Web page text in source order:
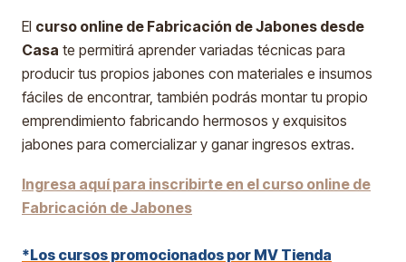
El curso online de Fabricación de Jabones desde
Casa te permitirá aprender variadas técnicas para
producir tus propios jabones con materiales e insumos
fáciles de encontrar, también podrás montar tu propio
emprendimiento fabricando hermosos y exquisitos
jabones para comercializar y ganar ingresos extras.
Ingresa aquí para inscribirte en el curso online de
Fabricación de Jabones
*Los cursos promocionados por MV Tienda